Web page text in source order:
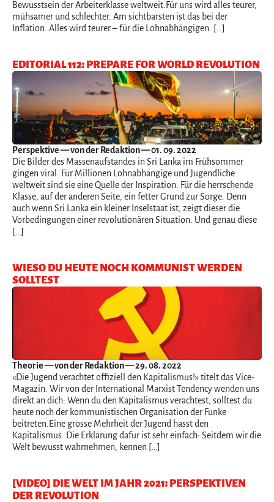
Bewusstsein der Arbeiterklasse weltweit.Für uns wird alles teurer,
mühsamer und schlechter. Am sichtbarsten ist das bei der
Inflation. Alles wird teurer – für die Lohnabhängigen. […]
EDITORIAL 112: PREPARE FOR WORLD REVOLUTION
Perspektive— von der Redaktion — 01. 09. 2022
Die Bilder des Massenaufstandes in Sri Lanka im Frühsommer
gingen viral. Für Millionen Lohnabhängige und Jugendliche
weltweit sind sie eine Quelle der Inspiration. Für die herrschende
Klasse, auf der anderen Seite, ein fetter Grund zur Sorge. Denn
auch wenn Sri Lanka ein kleiner Inselstaat ist, zeigt dieser die
Vorbedingungen einer revolutionären Situation. Und genau diese
[…]
WIESO DU HEUTE NOCH KOMMUNIST WERDEN
SOLLTEST
Theorie— von der Redaktion — 29. 08. 2022
«Die Jugend verachtet offiziell den Kapitalismus!» titelt das Vice-
Magazin. Wir von der International Marxist Tendency wenden uns
direkt an dich: Wenn du den Kapitalismus verachtest, solltest du
heute noch der kommunistischen Organisation der Funke
beitreten.Eine grosse Mehrheit der Jugend hasst den
Kapitalismus. Die Erklärung dafür ist sehr einfach: Seitdem wir die
Welt bewusst wahrnehmen, kennen […]
[VIDEO] DIE WELT IM JAHR 2021: PERSPEKTIVEN
DER REVOLUTION